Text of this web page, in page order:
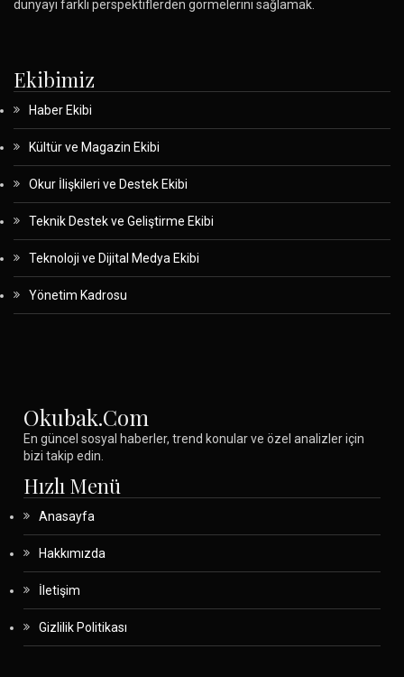
dünyayı farklı perspektiflerden görmelerini sağlamak.
Ekibimiz
Haber Ekibi
Kültür ve Magazin Ekibi
Okur İlişkileri ve Destek Ekibi
Teknik Destek ve Geliştirme Ekibi
Teknoloji ve Dijital Medya Ekibi
Yönetim Kadrosu
Okubak.com
En güncel sosyal haberler, trend konular ve özel analizler için
bizi takip edin.
Hızlı Menü
Anasayfa
Hakkımızda
İletişim
Gizlilik Politikası